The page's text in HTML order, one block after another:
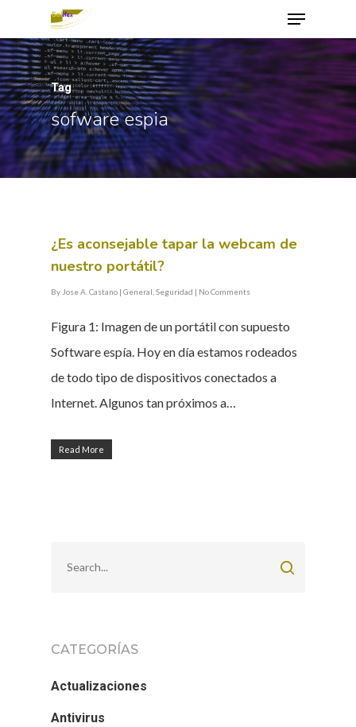
Hit enter to search or ESC to close
Tag
sofware espia
¿Es aconsejable tapar la webcam de
nuestro portátil?
By Jose A. Castano | General Seguridad | No Comments
Figura 1: Imagen de un portátil con supuesto
Software espía. Hoy en día estamos rodeados
de todo tipo de dispositivos conectados a
Internet. Algunos tan próximos a…
Read More
CATEGORÍAS
Actualizaciones
Antivirus